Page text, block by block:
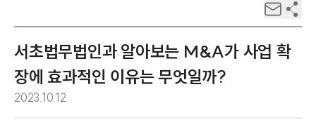
서초법무법인과 알아보는 M&A가 사업 확
장에 효과적인 이유는 무엇일까?
2023.10.12